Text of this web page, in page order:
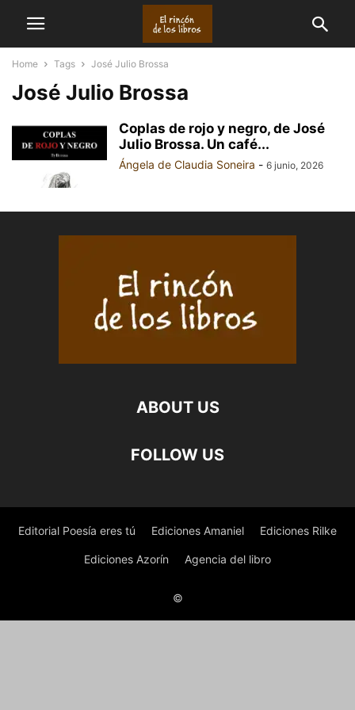
Home Tags José Julio Brossa
José Julio Brossa
Coplas de rojo y negro, de José
Julio Brossa. Un café...
Ángela de Claudia Soneira - 6 junio, 2026
ABOUT US
FOLLOW US
Editorial Poesía eres tú Ediciones Amaniel Ediciones Rilke
Ediciones Azorín Agencia del libro
©